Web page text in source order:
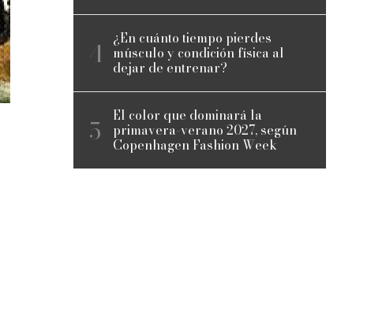
¿En cuánto tiempo pierdes
músculo y condición física al
dejar de entrenar?
El color que dominará la
primavera-verano 2027, según
Copenhagen Fashion Week